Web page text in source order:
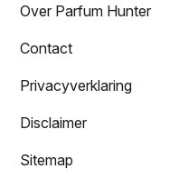
Over Parfum Hunter
Contact
Privacyverklaring
Disclaimer
Sitemap